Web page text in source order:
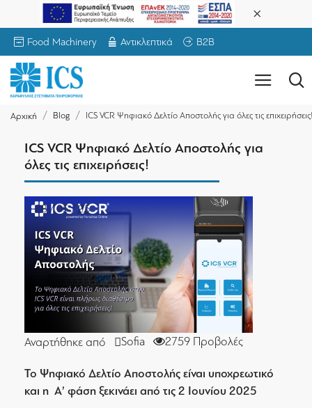
Food Machinery Αντικλεπτικά B2B
Αρχική Blog ICS VCR Ψηφιακό Δελτίο Αποστολής για όλες τις
ICS VCR Ψηφιακό Δελτίο Αποστολής για
όλες τις επιχειρήσεις!
28 / 05 / 25
Αναρτήθηκε από Sofia 2759 Προβολές
Το Ψηφιακό Δελτίο Αποστολής είναι υποχρεωτικό
και η Α’ φάση ξεκινάει από τις 2 Ιουνίου 2025